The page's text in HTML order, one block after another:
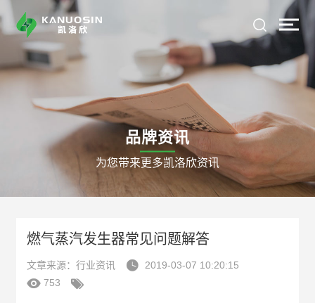
品牌资讯
为您带来更多凯洛欣资讯
燃气蒸汽发生器常见问题解答
文章来源：行业资讯  2019-03-07 10:20:15
 753 